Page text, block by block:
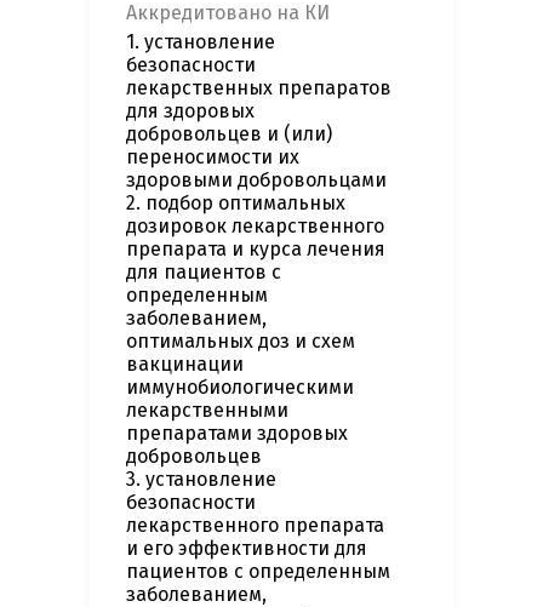
Аккредитовано на КИ
1. установление
безопасности
лекарственных препаратов
для здоровых
добровольцев и (или)
переносимости их
здоровыми добровольцами
2. подбор оптимальных
дозировок лекарственного
препарата и курса лечения
для пациентов с
определенным
заболеванием,
оптимальных доз и схем
вакцинации
иммунобиологическими
лекарственными
препаратами здоровых
добровольцев
3. установление
безопасности
лекарственного препарата
и его эффективности для
пациентов с определенным
заболеванием,